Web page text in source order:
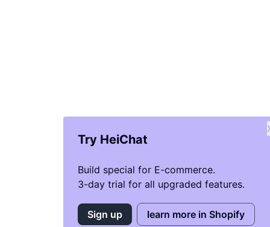
Try HeiChat
Build special for E-commerce.
3-day trial for all upgraded features.
Sign up learn more in Shopify